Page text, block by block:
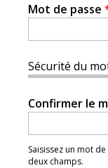
Mot de passe
Sécurité du
Confirmer le
Saisissez un mot
deux champs.